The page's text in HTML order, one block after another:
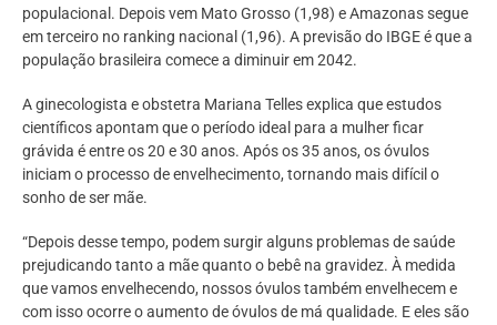
populacional. Depois vem Mato Grosso (1,98) e Amazonas segue
em terceiro no ranking nacional (1,96). A previsão do IBGE é que a
população brasileira comece a diminuir em 2042.
A ginecologista e obstetra Mariana Telles explica que estudos
científicos apontam que o período ideal para a mulher ficar
grávida é entre os 20 e 30 anos. Após os 35 anos, os óvulos
iniciam o processo de envelhecimento, tornando mais difícil o
sonho de ser mãe.
“Depois desse tempo, podem surgir alguns problemas de saúde
prejudicando tanto a mãe quanto o bebê na gravidez. À medida
que vamos envelhecendo, nossos óvulos também envelhecem e
com isso ocorre o aumento de óvulos de má qualidade. E eles são